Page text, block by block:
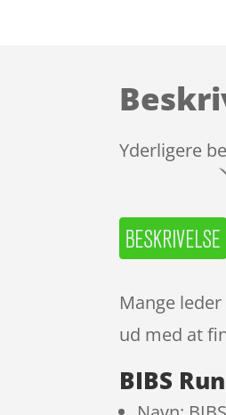
Yderligere
Mange
ud med at
BIBS